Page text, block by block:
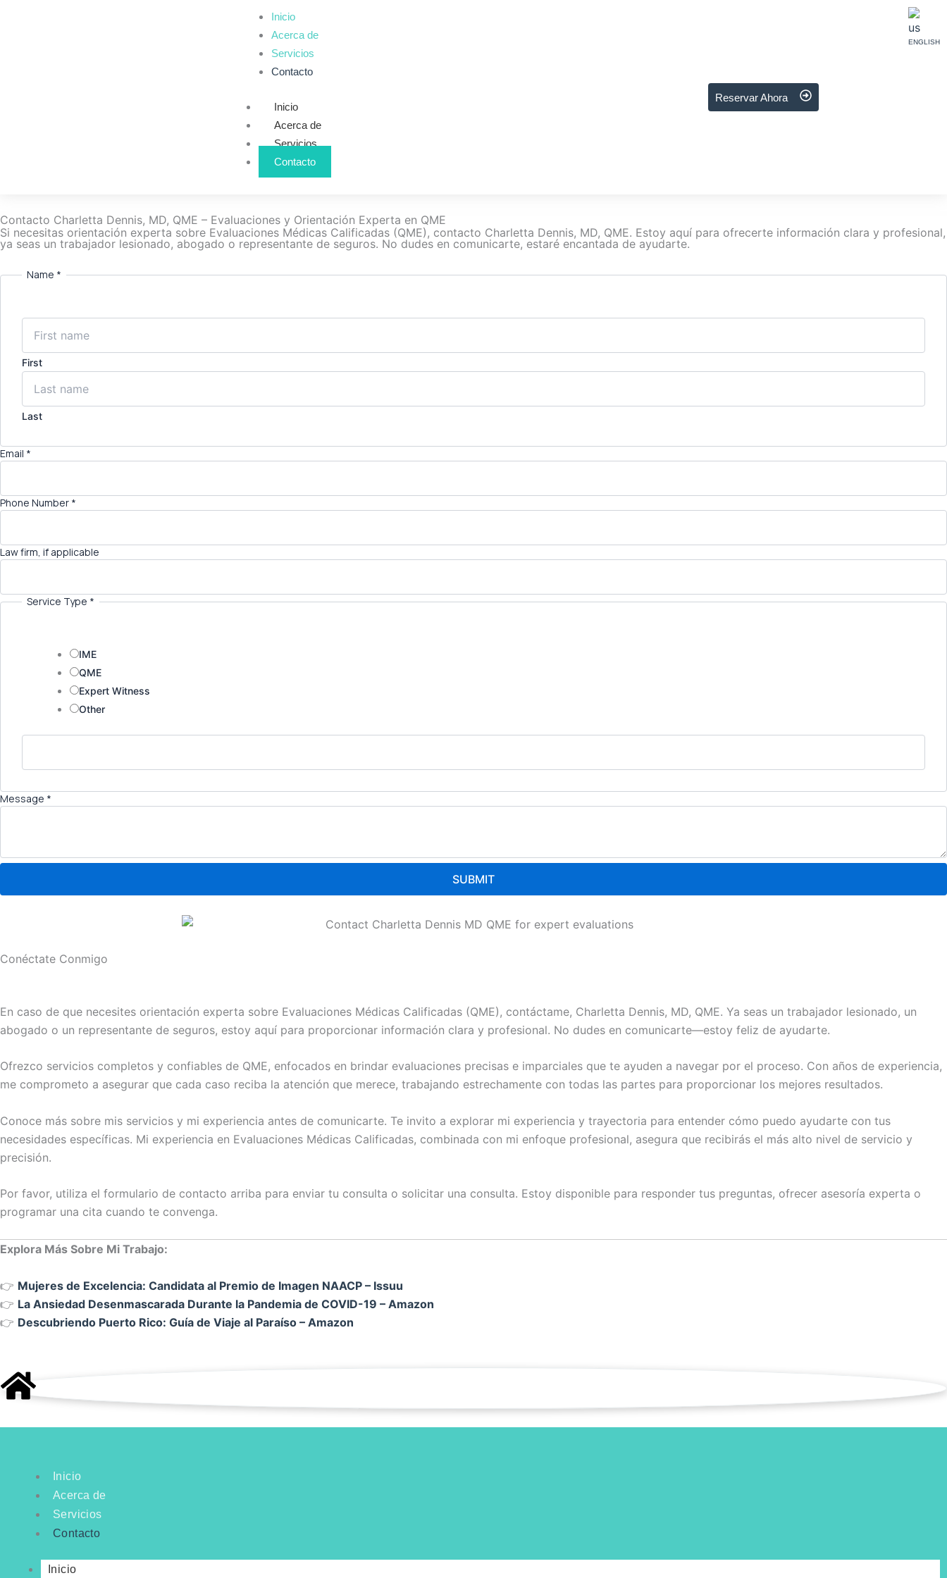
Inicio
Acerca de
Servicios
Contacto
Inicio
Acerca de
Servicios
Contacto
Reservar Ahora
ENGLISH
Contacto Charletta Dennis, MD, QME – Evaluaciones y Orientación Experta en QME
Si necesitas orientación experta sobre Evaluaciones Médicas Calificadas (QME), contacto Charletta Dennis, MD, QME. Estoy aquí para ofrecerte información clara y profesional,
ya seas un trabajador lesionado, abogado o representante de seguros. No dudes en comunicarte, estaré encantada de ayudarte.
Name *
First
Last
T
e
N
b
i
Email *
Phone Number *
Law firm, if applicable
Service Type *
IME
QME
Expert Witness
Other
Message *
SUBMIT
Conéctate Conmigo
En caso de que necesites orientación experta sobre Evaluaciones Médicas Calificadas (QME), contáctame, Charletta Dennis, MD, QME. Ya seas un trabajador lesionado, un
abogado o un representante de seguros, estoy aquí para proporcionar información clara y profesional. No dudes en comunicarte—estoy feliz de ayudarte.
Ofrezco servicios completos y confiables de QME, enfocados en brindar evaluaciones precisas e imparciales que te ayuden a navegar por el proceso. Con años de experiencia,
me comprometo a asegurar que cada caso reciba la atención que merece, trabajando estrechamente con todas las partes para proporcionar los mejores resultados.
Conoce más sobre mis servicios y mi experiencia antes de comunicarte. Te invito a explorar mi experiencia y trayectoria para entender cómo puedo ayudarte con tus
necesidades específicas. Mi experiencia en Evaluaciones Médicas Calificadas, combinada con mi enfoque profesional, asegura que recibirás el más alto nivel de servicio y
precisión.
Por favor, utiliza el formulario de contacto arriba para enviar tu consulta o solicitar una consulta. Estoy disponible para responder tus preguntas, ofrecer asesoría experta o
programar una cita cuando te convenga.
Explora Más Sobre Mi Trabajo:
👉 Mujeres de Excelencia: Candidata al Premio de Imagen NAACP – Issuu
👉 La Ansiedad Desenmascarada Durante la Pandemia de COVID-19 – Amazon
👉 Descubriendo Puerto Rico: Guía de Viaje al Paraíso – Amazon
Inicio
Acerca de
Servicios
Contacto
Inicio